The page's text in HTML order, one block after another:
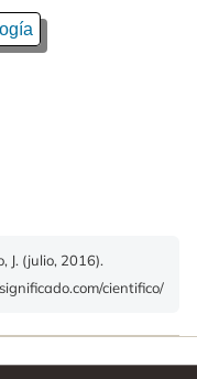
J. (julio, 2016).
cientifico/